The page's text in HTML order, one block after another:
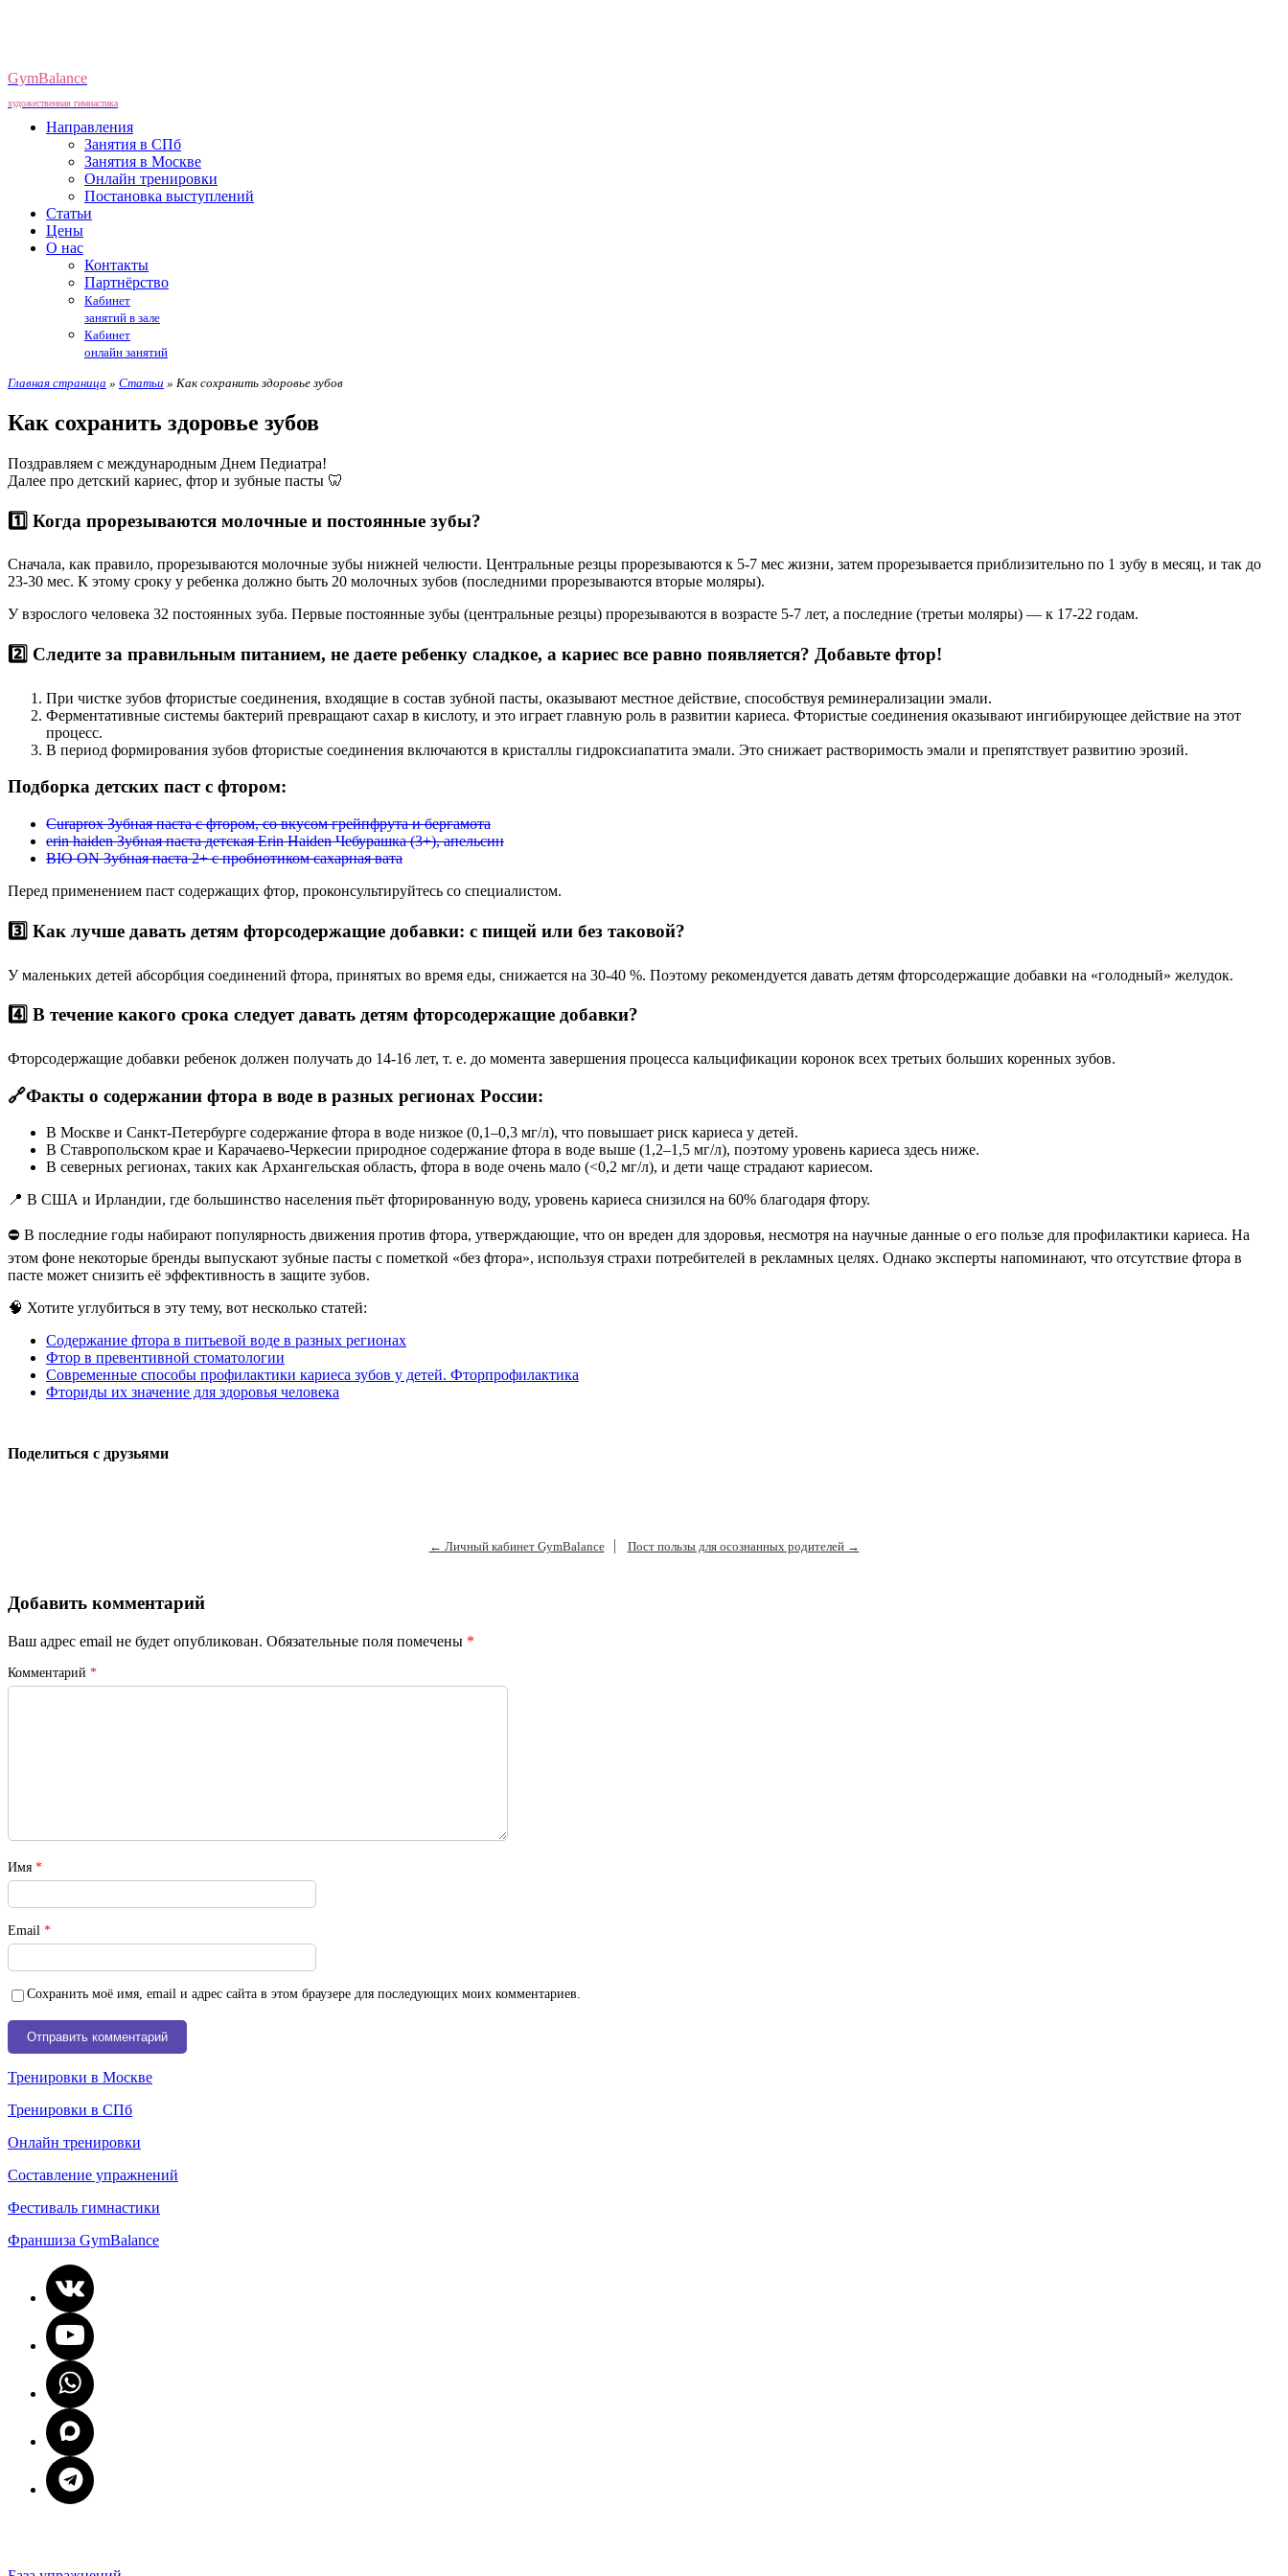
GymBalance
художественная гимнастика
Направления
Занятия в СПб
Занятия в Москве
Онлайн тренировки
Постановка выступлений
Статьи
Цены
О нас
Контакты
Партнёрство
Кабинет
занятий в зале
Кабинет
онлайн занятий
Главная страница » Статьи » Как сохранить здоровье зубов
Как сохранить здоровье зубов
Поздравляем с международным Днем Педиатра!
Далее про детский кариес, фтор и зубные пасты 🦷
1️⃣ Когда прорезываются молочные и постоянные зубы?
Сначала, как правило, прорезываются молочные зубы нижней челюсти. Центральные резцы прорезываются к 5-7 мес жизни, затем прорезывается приблизительно по 1 зубу в месяц, и так до
23-30 мес. К этому сроку у ребенка должно быть 20 молочных зубов (последними прорезываются вторые моляры).
У взрослого человека 32 постоянных зуба. Первые постоянные зубы (центральные резцы) прорезываются в возрасте 5-7 лет, а последние (третьи моляры) — к 17-22 годам.
2️⃣ Следите за правильным питанием, не даете ребенку сладкое, а кариес все равно появляется? Добавьте фтор!
При чистке зубов фтористые соединения, входящие в состав зубной пасты, оказывают местное действие, способствуя реминерализации эмали.
Ферментативные системы бактерий превращают сахар в кислоту, и это играет главную роль в развитии кариеса. Фтористые соединения оказывают ингибирующее действие на этот
процесс.
В период формирования зубов фтористые соединения включаются в кристаллы гидроксиапатита эмали. Это снижает растворимость эмали и препятствует развитию эрозий.
Подборка детских паст с фтором:
Curaprox Зубная паста с фтором, со вкусом грейпфрута и бергамота
erin haiden Зубная паста детская Erin Haiden Чебурашка (3+), апельсин
BIO ON Зубная паста 2+ с пробиотиком сахарная вата
Перед применением паст содержащих фтор, проконсультируйтесь со специалистом.
3️⃣ Как лучше давать детям фторсодержащие добавки: с пищей или без таковой?
У маленьких детей абсорбция соединений фтора, принятых во время еды, снижается на 30-40 %. Поэтому рекомендуется давать детям фторсодержащие добавки на «голодный» желудок.
4️⃣ В течение какого срока следует давать детям фторсодержащие добавки?
Фторсодержащие добавки ребенок должен получать до 14-16 лет, т. е. до момента завершения процесса кальцификации коронок всех третьих больших коренных зубов.
🔗Факты о содержании фтора в воде в разных регионах России:
В Москве и Санкт-Петербурге содержание фтора в воде низкое (0,1–0,3 мг/л), что повышает риск кариеса у детей.
В Ставропольском крае и Карачаево-Черкесии природное содержание фтора в воде выше (1,2–1,5 мг/л), поэтому уровень кариеса здесь ниже.
В северных регионах, таких как Архангельская область, фтора в воде очень мало (<0,2 мг/л), и дети чаще страдают кариесом.
📍 В США и Ирландии, где большинство населения пьёт фторированную воду, уровень кариеса снизился на 60% благодаря фтору.
⛔️ В последние годы набирают популярность движения против фтора, утверждающие, что он вреден для здоровья, несмотря на научные данные о его пользе для профилактики кариеса. На
этом фоне некоторые бренды выпускают зубные пасты с пометкой «без фтора», используя страхи потребителей в рекламных целях. Однако эксперты напоминают, что отсутствие фтора в
пасте может снизить её эффективность в защите зубов.
🧠 Хотите углубиться в эту тему, вот несколько статей:
Содержание фтора в питьевой воде в разных регионах
Фтор в превентивной стоматологии
Современные способы профилактики кариеса зубов у детей. Фторпрофилактика
Фториды их значение для здоровья человека
Поделиться с друзьями
← Личный кабинет GymBalance Пост пользы для осознанных родителей →
Добавить комментарий
Ваш адрес email не будет опубликован. Обязательные поля помечены *
Комментарий *
Имя *
Email *
Сохранить моё имя, email и адрес сайта в этом браузере для последующих моих комментариев.
Тренировки в Москве
Тренировки в СПб
Онлайн тренировки
Составление упражнений
Фестиваль гимнастики
Франшиза GymBalance